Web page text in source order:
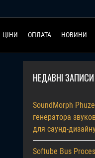
ЦІНИ ОПЛАТА НОВИНИ
НЕДАВНІ ЗАПИСИ
SoundMorph
генератора
для саунд-
Softube Bus